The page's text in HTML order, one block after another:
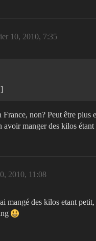
10, 2010, 7:35
France, non? Peut être plus
avoir manger des kilos étant
2010, 11:08
mangé des kilos etant petit,